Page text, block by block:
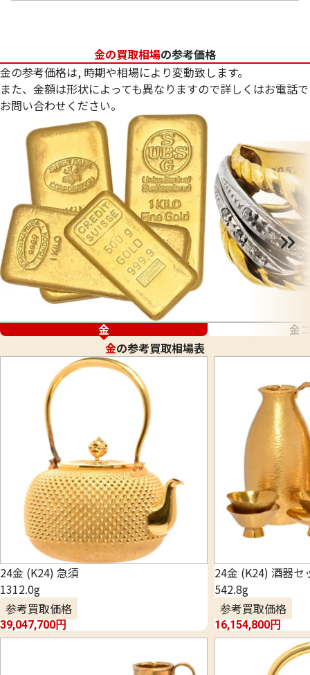
金の買取相場の参考価格
金の参考価格は, 時期や相場により変動致します。
また、金額は形状によっても異なりますので詳しくはお電話で
お問い合わせください。
金
金
金の参考買取相場表
24金 (K24) 急須
1312.0g
参考買取価格
39,047,700円
24金 (K24) 酒器セ
542.8g
参考買取価格
16,154,800円